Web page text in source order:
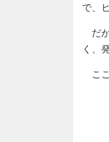
で、
だ
く、
こ